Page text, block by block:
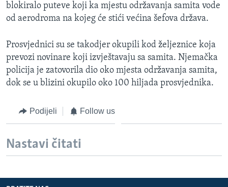
Learning English
PRATITE NAS
blokiralo puteve koji ka mjestu održavanja samita vode
od aerodroma na kojeg će stići većina šefova država.
Prosvjednici su se takodjer okupili kod željeznice koja
prevozi novinare koji izvještavaju sa samita. Njemačka
policija je zatovorila dio oko mjesta održavanja samita,
dok se u blizini okupilo oko 100 hiljada prosvjednika.
Podijeli Follow us
Nastavi čitati